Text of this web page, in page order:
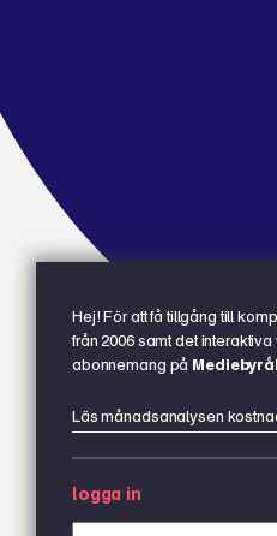
Hej! För att få tillgång till
från 2006 samt det
abonnemang på
Läs månadsanalysen
logga in